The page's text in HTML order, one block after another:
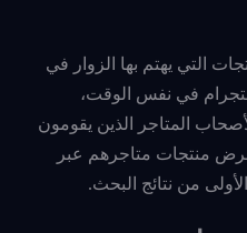
التي يهتم بها الزوار في
في نفس الوقت،
المتاجر الذين يقومون
عرض منتجات متاجرهم عبر
من نتائج البحث.